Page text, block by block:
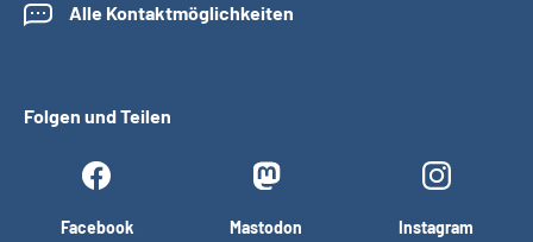
Alle Kontaktmöglichkeiten
Folgen und Teilen
Facebook Mastodon Instagram